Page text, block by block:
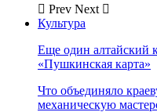
Prev Next
Культура
Еще один алтайский
«Пушкинская карта»
Что объединяло
механическую